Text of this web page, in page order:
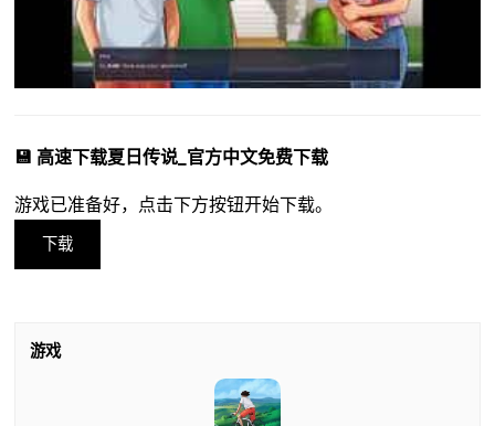
💾 高速下载夏日传说_官方中文免费下载
游戏已准备好，点击下方按钮开始下载。
下载
游戏